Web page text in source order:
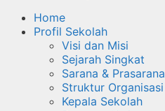
Home
Profil Sekolah
Visi dan Misi
Sejarah Singkat
Sarana & Prasarana
Struktur Organisasi
Kepala Sekolah